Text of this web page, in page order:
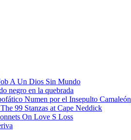
A Un Dios Sin Mundo
negro en la quebrada
Numen por el Insepulto Camaleón
99 Stanzas at Cape Neddick
On Love S Loss